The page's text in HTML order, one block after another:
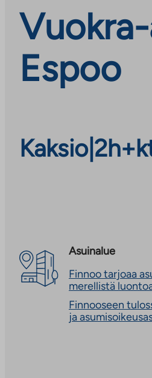
Espoo
Kaksio|
Asuinalue
Finnoo tarjoaa
merellistä
Finnooseen
ja